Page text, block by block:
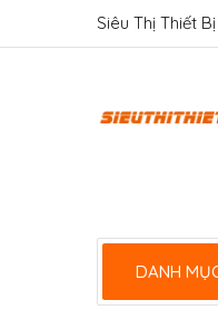
Siêu Thị Thiết
DANH